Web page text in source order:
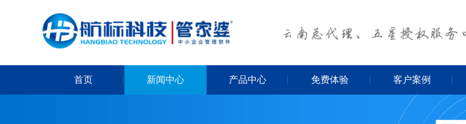
首页 新闻中心 产品中心 免费体验 客户案例